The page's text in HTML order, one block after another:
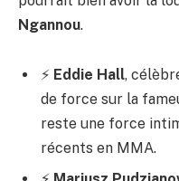
Ngannou.
⚡ Eddie Hall,
de force sur la
reste une force
récents en MMA.